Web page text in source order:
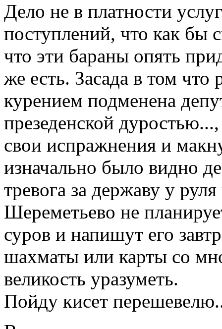
Дело не в платности
поступлений, что как бы
что эти бараны опять
же есть. Засада в том что
курением подменена
презеденской
свои испражнения и
изначально было видно
тревога за державу у
Шереметьево не
суров и напишут его
шахматы или карты со
великость уразуметь.
Пойду кисет